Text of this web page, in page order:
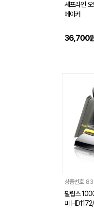
셰프라인
메이커
36,700
상품번호
필립스
미